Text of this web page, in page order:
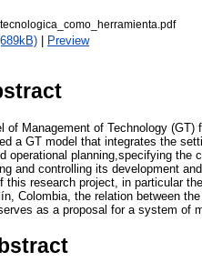
| Preview
of Management of Technology
a GT model that integrates the
operational planning,specifying
and controlling its development
this research project, in particular
Colombia, the relation between
as a proposal for a system of